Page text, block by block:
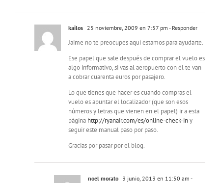
kailos 25 noviembre, 2009 en 7:57 pm - Responder
Jaime no te preocupes aquí estamos para ayudarte.
Ese papel que sale después de comprar el vuelo es
algo informativo, si vas al aeropuerto con él te van
a cobrar cuarenta euros por pasajero.
Lo que tienes que hacer es cuando compras el
vuelo es apuntar el localizador (que son esos
números y letras que vienen en el papel) ir a esta
página http://ryanair.com/es/online-check-iny
seguir este manual paso por paso.
Gracias por pasar por el blog.
noel morato 3 junio, 2013 en 11:50 am -